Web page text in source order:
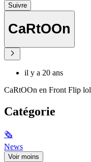
Suivre
CaRtOOn
il y a 20 ans
CaRtOOn en Front Flip lol
Catégorie
🗞
News
Voir moins